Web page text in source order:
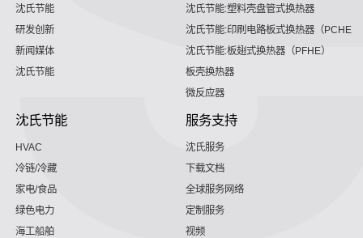
沈氏节能
研发创新
新闻媒体
沈氏节能
沈氏节能:塑料壳盘管式换热器
沈氏节能:印刷电路板式换热器（PCHE）
沈氏节能:板翅式换热器（PFHE）
板壳换热器
微反应器
沈氏节能
HVAC
冷链/冷藏
家电/食品
绿色电力
海工船舶
服务支持
沈氏服务
下载文档
全球服务网络
定制服务
视频